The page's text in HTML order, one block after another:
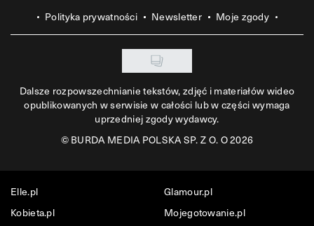
Polityka prywatności
Newsletter Moje zgody
Dalsze rozpowszechnianie tekstów, zdjęć i materiałów wideo
opublikowanych w serwisie w całości lub w części wymaga
uprzedniej zgody wydawcy.
©BURDA MEDIA POLSKA SP. Z O. O 2026
Elle.pl
Glamour.pl
Kobieta.pl
Mojegotowanie.pl